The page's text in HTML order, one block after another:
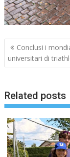
Navigazione
articoli
Conclusi i
universitari di
Related posts